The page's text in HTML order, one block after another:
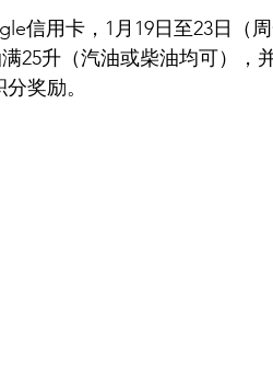
信用卡，1月19日至23日（
25升（汽油或柴油均可），
奖励。